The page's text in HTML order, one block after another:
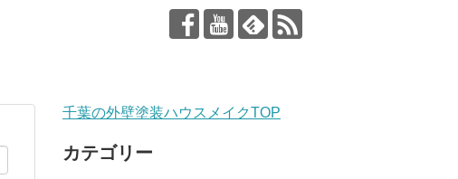
千葉の外壁塗装ハウスメイクTOP
カテゴリー